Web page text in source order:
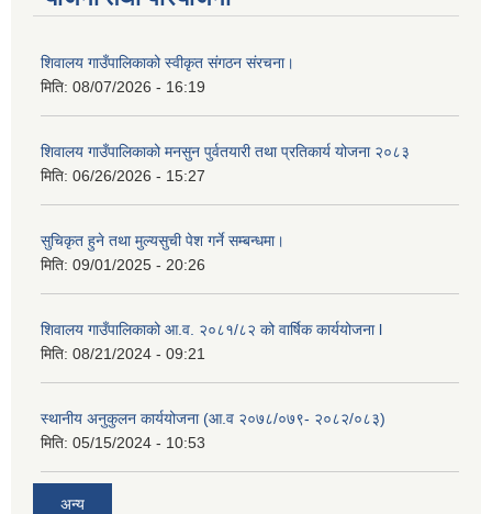
शिवालय गाउँपालिकाको स्वीकृत संगठन संरचना।
मिति: 08/07/2026 - 16:19
शिवालय गाउँपालिकाको मनसुन पुर्वतयारी तथा प्रतिकार्य योजना २०८३
मिति: 06/26/2026 - 15:27
सुचिकृत हुने तथा मुल्यसुची पेश गर्ने सम्बन्धमा।
मिति: 09/01/2025 - 20:26
शिवालय गाउँपालिकाको आ.व. २०८१/८२ को वार्षिक कार्ययोजना l
मिति: 08/21/2024 - 09:21
स्थानीय अनुकुलन कार्ययोजना (आ.व २०७८/०७९- २०८२/०८३)
मिति: 05/15/2024 - 10:53
अन्य